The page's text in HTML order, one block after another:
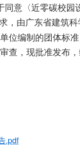
意〈近零碳校园
，由广东省建筑
位编制的团体标
查，现批准发布
.pdf